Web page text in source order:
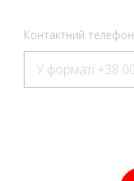
Контактний телефон